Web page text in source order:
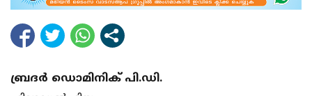
ബ്രദര്‍ ഡൊമിനിക് പി.ഡി.